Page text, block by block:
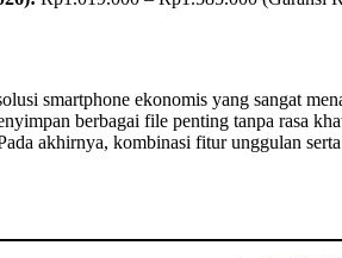
smartphone ekonomis yang sangat
berbagai file penting tanpa rasa
akhirnya, kombinasi fitur unggulan